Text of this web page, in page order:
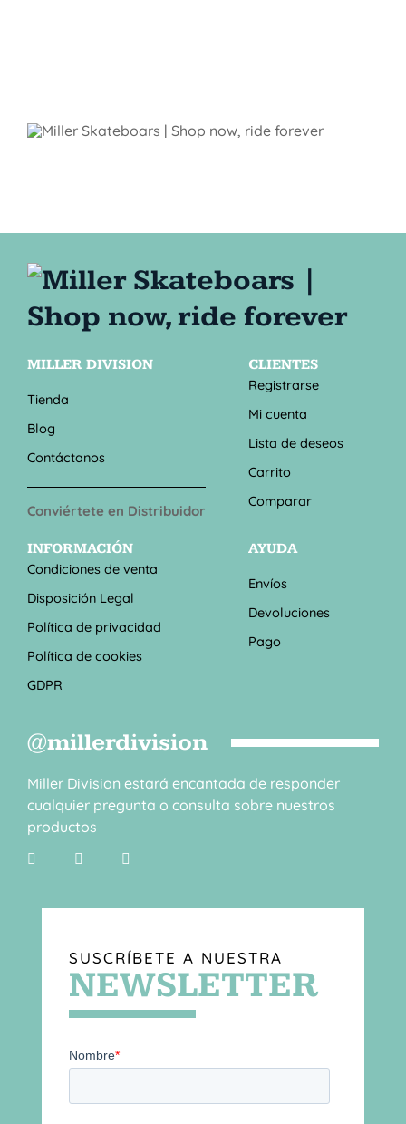
MILLER DIVISION
Tienda
Blog
Contáctanos
Conviértete en Distribuidor
CLIENTES
Registrarse
Mi cuenta
Lista de deseos
Carrito
Comparar
INFORMACIÓN
Condiciones de venta
Disposición Legal
Política de privacidad
Política de cookies
GDPR
AYUDA
Envíos
Devoluciones
Pago
@millerdivision
Miller Division estará encantada de responder
cualquier pregunta o consulta sobre nuestros
productos
SUSCRÍBETE A NUESTRA
NEWSLETTER